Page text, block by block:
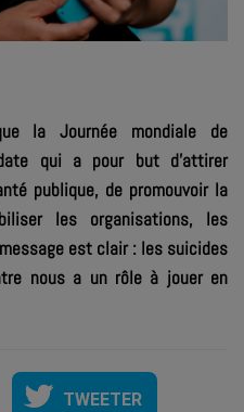
la Journée mondiale de
qui a pour but d'attirer
publique, de promouvoir la
les organisations, les
est clair : les suicides
nous a un rôle à jouer en
TWEETER